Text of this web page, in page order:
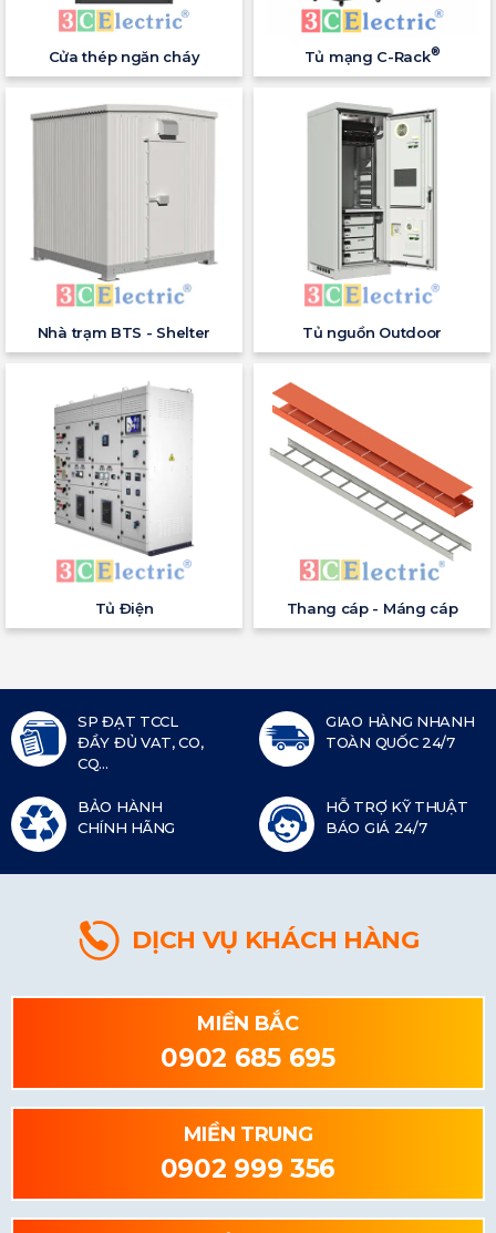
Cửa thép ngăn cháy Tủ mạng C-Rack®
Nhà trạm BTS - Shelter Tủ nguồn Outdoor
Tủ Điện Thang cáp - Máng cáp
SP ĐẠT TCCL
ĐẦY ĐỦ VAT, CO,
CQ...
GIAO HÀNG NHANH
TOÀN QUỐC 24/7
BẢO HÀNH
CHÍNH HÃNG
HỖ TRỢ KỸ THUẬT
BÁO GIÁ 24/7
DỊCH VỤ KHÁCH HÀNG
MIỀN BẮC
0902 685 695
MIỀN TRUNG
0902 999 356